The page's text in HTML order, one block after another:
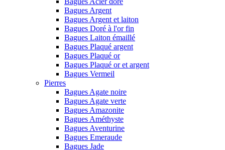
Bagues Argent
Bagues Argent et laiton
Bagues Doré à l'or fin
Bagues Laiton émaillé
Bagues Plaqué argent
Bagues Plaqué or
Bagues Plaqué or et argent
Bagues Vermeil
Pierres
Bagues Agate noire
Bagues Agate verte
Bagues Amazonite
Bagues Améthyste
Bagues Aventurine
Bagues Emeraude
Bagues Jade